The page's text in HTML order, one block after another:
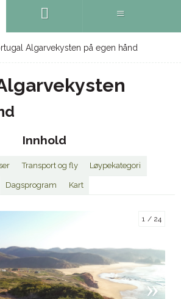
Algarvekysten på egen hånd
Innhold
Transport og fly Løypekategori
Dagsprogram Kart
1 24